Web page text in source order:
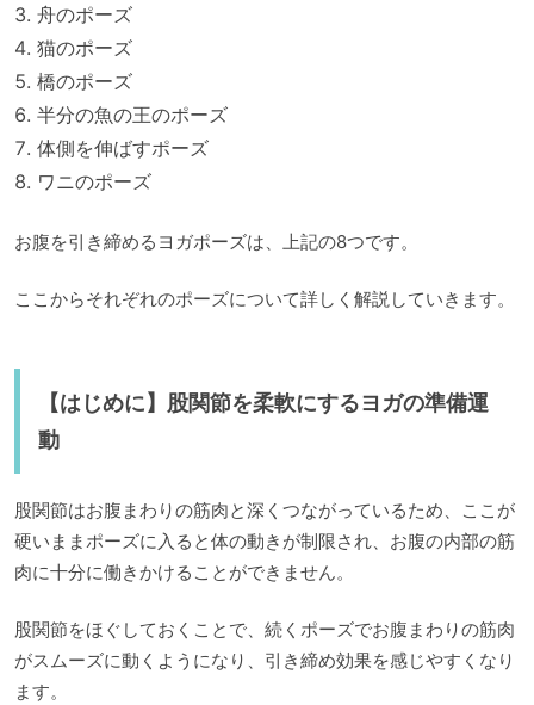
舟のポーズ
猫のポーズ
橋のポーズ
半分の魚の王のポーズ
体側を伸ばすポーズ
ワニのポーズ
お腹を引き締めるヨガポーズは、上記の8つです。
ここからそれぞれのポーズについて詳しく解説していきます。
【はじめに】股関節を柔軟にするヨガの準備運
動
股関節はお腹まわりの筋肉と深くつながっているため、ここが
硬いままポーズに入ると体の動きが制限され、お腹の内部の筋
肉に十分に働きかけることができません。
股関節をほぐしておくことで、続くポーズでお腹まわりの筋肉
がスムーズに動くようになり、引き締め効果を感じやすくなり
ます。